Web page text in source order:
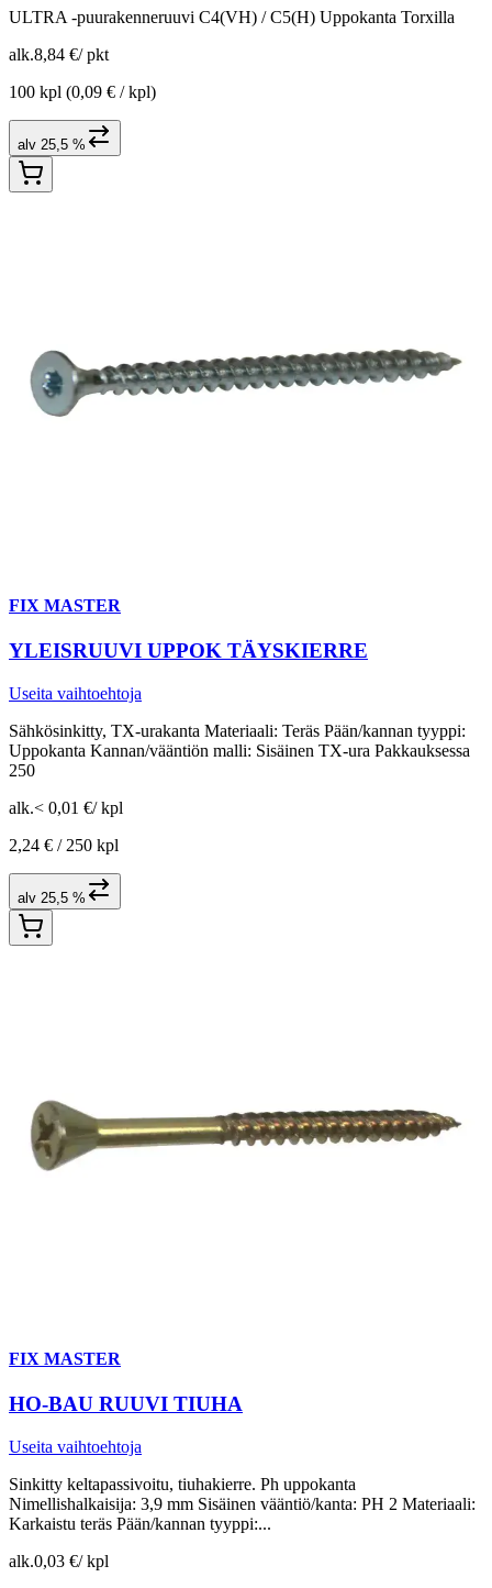
ULTRA -puurakenneruuvi C4(VH) / C5(H) Uppokanta Torxilla
alk.8,84 €/ pkt
100 kpl (0,09 € / kpl)
alv 25,5 %
FIX MASTER
YLEISRUUVI UPPOK TÄYSKIERRE
Useita vaihtoehtoja
Sähkösinkitty, TX-urakanta Materiaali: Teräs Pään/kannan tyyppi:
Uppokanta Kannan/vääntiön malli: Sisäinen TX-ura Pakkauksessa
250
alk.< 0,01 €/ kpl
2,24 € / 250 kpl
alv 25,5 %
FIX MASTER
HO-BAU RUUVI TIUHA
Useita vaihtoehtoja
Sinkitty keltapassivoitu, tiuhakierre. Ph uppokanta
Nimellishalkaisija: 3,9 mm Sisäinen vääntiö/kanta: PH 2 Materiaali:
Karkaistu teräs Pään/kannan tyyppi:...
alk.0,03 €/ kpl